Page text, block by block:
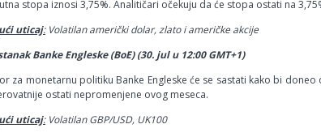
stopa iznosi 3,75%. Analitičari očekuju da će stopa ostati na
uticaj:Volatilan američki dolar, zlato i američke akcije
Banke Engleske (BoE) (30. jul u 12:00 GMT+1)
za monetarnu politiku Banke Engleske će se sastati kako bi
ostati nepromenjene ovog meseca.
uticaj:Volatilan GBP/USD, UK100